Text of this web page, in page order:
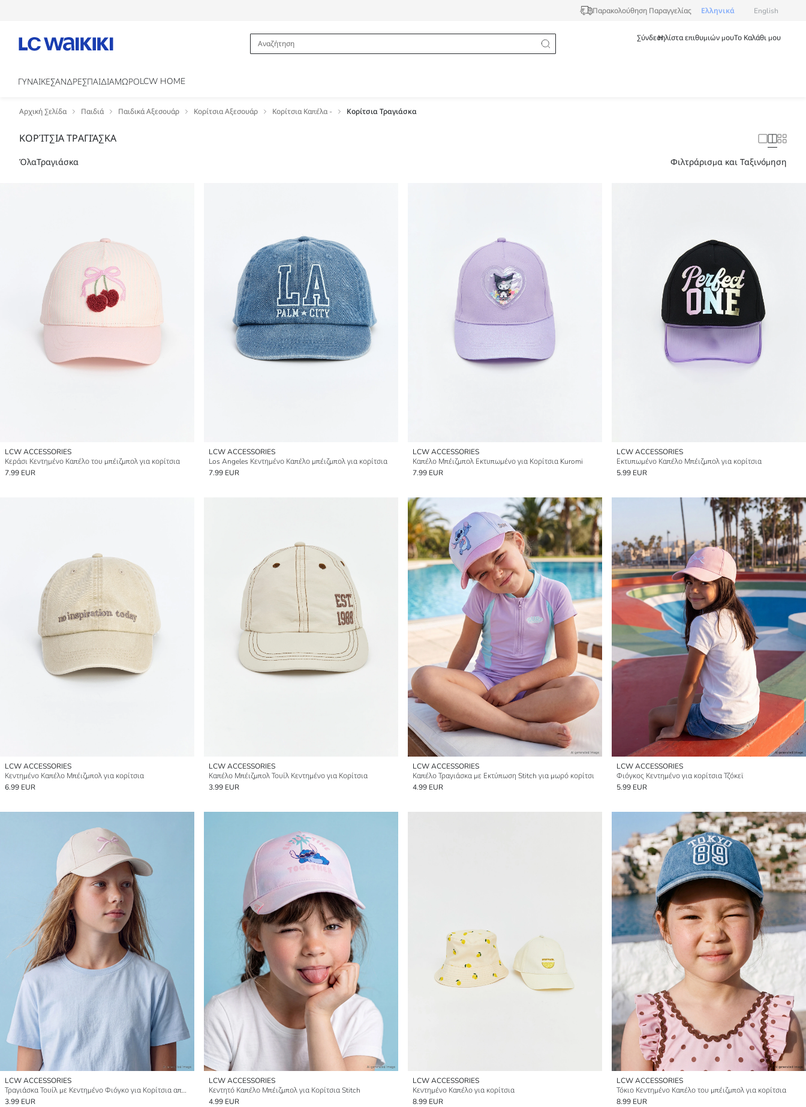
Παρακολούθηση Παραγγελίας Ελληνικά English
ΣύνδεσηΗ λίστα επιθυμιών μουΤο Καλάθι μου
ΓΥΝΑΙΚΕΣΑΝΔΡΕΣΠΑΙΔΙΑΜΩΡΟLCW HOME
Αρχική Σελίδα Παιδιά Παιδικά Αξεσουάρ Κορίτσια Αξεσουάρ Κορίτσια Καπέλα - Κορίτσια Τραγιάσκα
ΚΟΡΊΤΣΙΑ ΤΡΑΓΙΆΣΚΑ
ΌλαΤραγιάσκα Φιλτράρισμα και Ταξινόμηση
LCW ACCESSORIES
Κεράσι Κεντημένο Καπέλο του μπέιζμπολ για κορίτσια
7.99 EUR
LCW ACCESSORIES
Los Angeles Κεντημένο Καπέλο μπέιζμπολ για κορίτσια
7.99 EUR
LCW ACCESSORIES
Καπέλο Μπέιζμπολ Εκτυπωμένο για Κορίτσια Kuromi
7.99 EUR
LCW ACCESSORIES
Εκτυπωμένο Καπέλο Μπέιζμπολ για κορίτσια
5.99 EUR
LCW ACCESSORIES
Κεντημένο Καπέλο Μπέιζμπολ για κορίτσια
6.99 EUR
LCW ACCESSORIES
Καπέλο Μπέιζμπολ Τουίλ Κεντημένο για Κορίτσια
3.99 EUR
LCW ACCESSORIES
Καπέλο Τραγιάσκα με Εκτύπωση Stitch για μωρό κορίτσι
4.99 EUR
LCW ACCESSORIES
Φιόγκος Κεντημένο για κορίτσια Τζόκεϊ
5.99 EUR
LCW ACCESSORIES
Τραγιάσκα Τουίλ με Κεντημένο Φιόγκο για Κορίτσια από 100% Βαμβάκι
3.99 EUR
LCW ACCESSORIES
Κεντητό Καπέλο Μπέιζμπολ για Κορίτσια Stitch
4.99 EUR
LCW ACCESSORIES
Κεντημένο Καπέλο για κορίτσια
8.99 EUR
LCW ACCESSORIES
Τόκιο Κεντημένο Καπέλο του μπέιζμπολ για κορίτσια
8.99 EUR